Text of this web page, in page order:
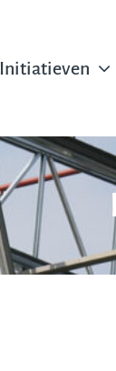
Initiatieven